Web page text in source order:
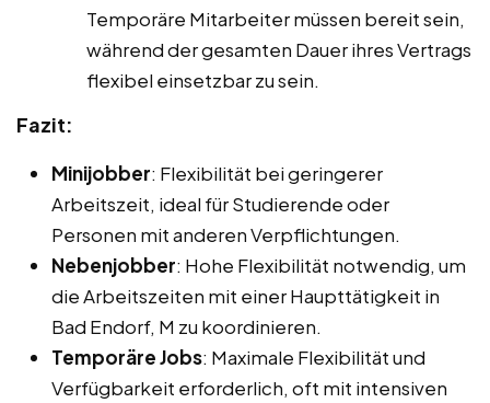
Temporäre Mitarbeiter müssen bereit sein,
während der gesamten Dauer ihres Vertrags
flexibel einsetzbar zu sein.
Fazit:
Minijobber: Flexibilität bei geringerer
Arbeitszeit, ideal für Studierende oder
Personen mit anderen Verpflichtungen.
Nebenjobber: Hohe Flexibilität notwendig, um
die Arbeitszeiten mit einer Haupttätigkeit in
Bad Endorf, M zu koordinieren.
Temporäre Jobs: Maximale Flexibilität und
Verfügbarkeit erforderlich, oft mit intensiven